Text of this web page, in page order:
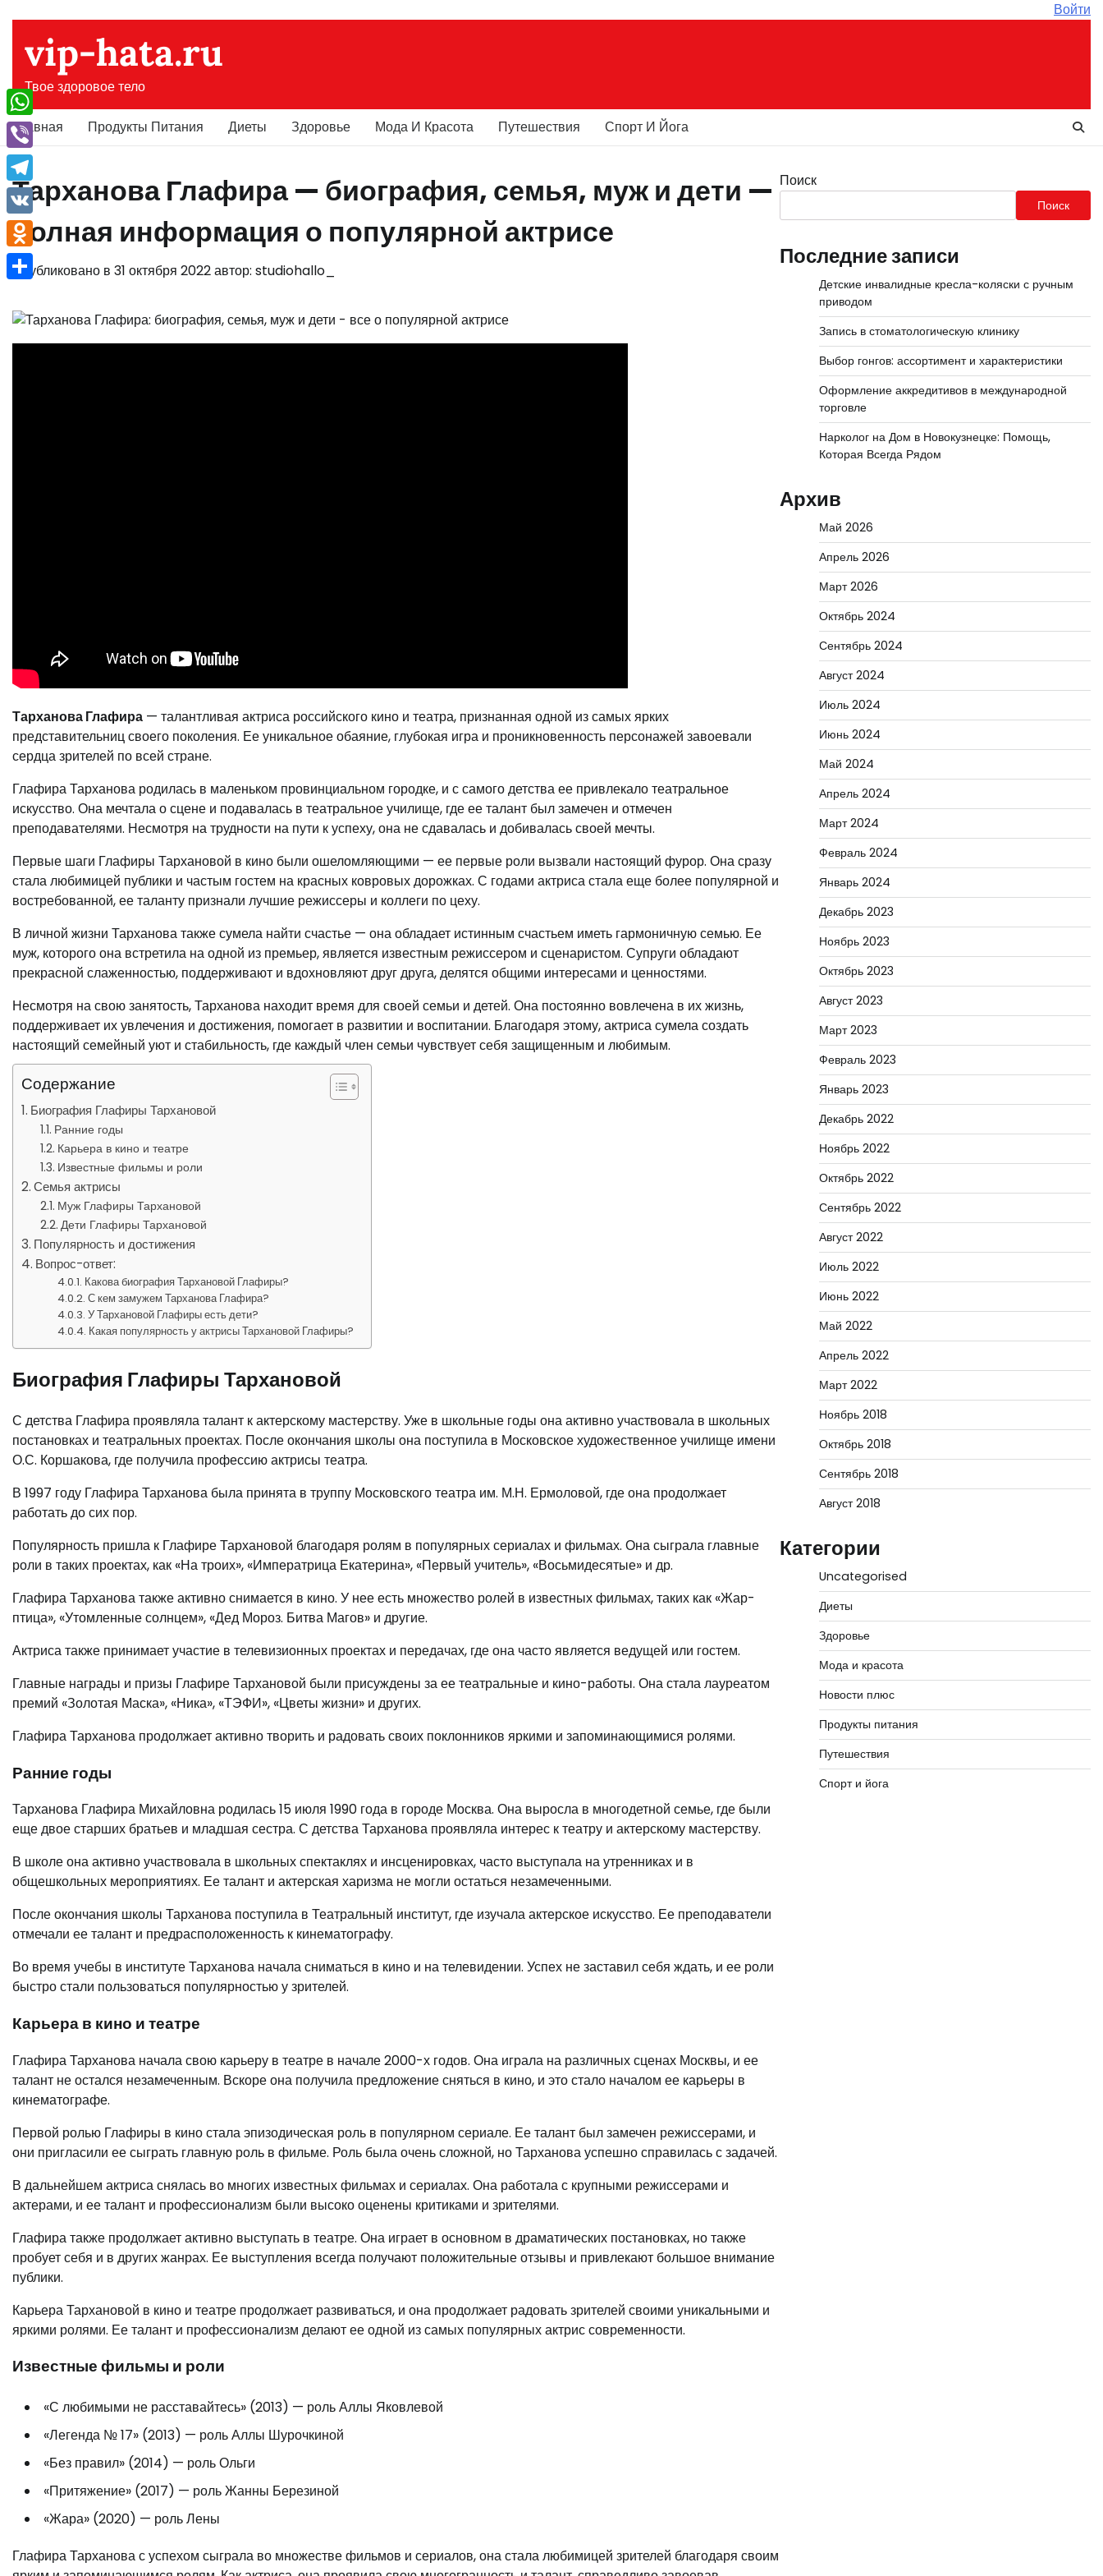
содержимому
Войти
vip-hata.ru
Твое здоровое тело
Главная Продукты Питания Диеты Здоровье Мода И Красота Путешествия Спорт И Йога
Тарханова Глафира — биография, семья, муж и дети —
полная информация о популярной актрисе
Опубликовано в 31 октября 2022автор: studiohallo_
Тарханова Глафира — талантливая актриса российского кино и театра, признанная одной из самых ярких
представительниц своего поколения. Ее уникальное обаяние, глубокая игра и проникновенность персонажей завоевали
сердца зрителей по всей стране.
Глафира Тарханова родилась в маленьком провинциальном городке, и с самого детства ее привлекало театральное
искусство. Она мечтала о сцене и подавалась в театральное училище, где ее талант был замечен и отмечен
преподавателями. Несмотря на трудности на пути к успеху, она не сдавалась и добивалась своей мечты.
Первые шаги Глафиры Тархановой в кино были ошеломляющими — ее первые роли вызвали настоящий фурор. Она сразу
стала любимицей публики и частым гостем на красных ковровых дорожках. С годами актриса стала еще более популярной и
востребованной, ее таланту признали лучшие режиссеры и коллеги по цеху.
В личной жизни Тарханова также сумела найти счастье — она обладает истинным счастьем иметь гармоничную семью. Ее
муж, которого она встретила на одной из премьер, является известным режиссером и сценаристом. Супруги обладают
прекрасной слаженностью, поддерживают и вдохновляют друг друга, делятся общими интересами и ценностями.
Несмотря на свою занятость, Тарханова находит время для своей семьи и детей. Она постоянно вовлечена в их жизнь,
поддерживает их увлечения и достижения, помогает в развитии и воспитании. Благодаря этому, актриса сумела создать
настоящий семейный уют и стабильность, где каждый член семьи чувствует себя защищенным и любимым.
Содержание
Биография Глафиры Тархановой
Ранние годы
Карьера в кино и театре
Известные фильмы и роли
Семья актрисы
Муж Глафиры Тархановой
Дети Глафиры Тархановой
Популярность и достижения
Вопрос-ответ:
Какова биография Тархановой Глафиры?
С кем замужем Тарханова Глафира?
У Тархановой Глафиры есть дети?
Какая популярность у актрисы Тархановой Глафиры?
Биография Глафиры Тархановой
С детства Глафира проявляла талант к актерскому мастерству. Уже в школьные годы она активно участвовала в школьных
постановках и театральных проектах. После окончания школы она поступила в Московское художественное училище имени
О.С. Коршакова, где получила профессию актрисы театра.
В 1997 году Глафира Тарханова была принята в труппу Московского театра им. М.Н. Ермоловой, где она продолжает
работать до сих пор.
Популярность пришла к Глафире Тархановой благодаря ролям в популярных сериалах и фильмах. Она сыграла главные
роли в таких проектах, как «На троих», «Императрица Екатерина», «Первый учитель», «Восьмидесятые» и др.
Глафира Тарханова также активно снимается в кино. У нее есть множество ролей в известных фильмах, таких как «Жар-
птица», «Утомленные солнцем», «Дед Мороз. Битва Магов» и другие.
Актриса также принимает участие в телевизионных проектах и передачах, где она часто является ведущей или гостем.
Главные награды и призы Глафире Тархановой были присуждены за ее театральные и кино-работы. Она стала лауреатом
премий «Золотая Маска», «Ника», «ТЭФИ», «Цветы жизни» и других.
Глафира Тарханова продолжает активно творить и радовать своих поклонников яркими и запоминающимися ролями.
Ранние годы
Тарханова Глафира Михайловна родилась 15 июля 1990 года в городе Москва. Она выросла в многодетной семье, где были
еще двое старших братьев и младшая сестра. С детства Тарханова проявляла интерес к театру и актерскому мастерству.
В школе она активно участвовала в школьных спектаклях и инсценировках, часто выступала на утренниках и в
общешкольных мероприятиях. Ее талант и актерская харизма не могли остаться незамеченными.
После окончания школы Тарханова поступила в Театральный институт, где изучала актерское искусство. Ее преподаватели
отмечали ее талант и предрасположенность к кинематографу.
Во время учебы в институте Тарханова начала сниматься в кино и на телевидении. Успех не заставил себя ждать, и ее роли
быстро стали пользоваться популярностью у зрителей.
Карьера в кино и театре
Глафира Тарханова начала свою карьеру в театре в начале 2000-х годов. Она играла на различных сценах Москвы, и ее
талант не остался незамеченным. Вскоре она получила предложение сняться в кино, и это стало началом ее карьеры в
кинематографе.
Первой ролью Глафиры в кино стала эпизодическая роль в популярном сериале. Ее талант был замечен режиссерами, и
они пригласили ее сыграть главную роль в фильме. Роль была очень сложной, но Тарханова успешно справилась с задачей.
В дальнейшем актриса снялась во многих известных фильмах и сериалах. Она работала с крупными режиссерами и
актерами, и ее талант и профессионализм были высоко оценены критиками и зрителями.
Глафира также продолжает активно выступать в театре. Она играет в основном в драматических постановках, но также
пробует себя и в других жанрах. Ее выступления всегда получают положительные отзывы и привлекают большое внимание
публики.
Карьера Тархановой в кино и театре продолжает развиваться, и она продолжает радовать зрителей своими уникальными и
яркими ролями. Ее талант и профессионализм делают ее одной из самых популярных актрис современности.
Известные фильмы и роли
«С любимыми не расставайтесь» (2013) — роль Аллы Яковлевой
«Легенда № 17» (2013) — роль Аллы Шурочкиной
«Без правил» (2014) — роль Ольги
«Притяжение» (2017) — роль Жанны Березиной
«Жара» (2020) — роль Лены
Глафира Тарханова с успехом сыграла во множестве фильмов и сериалов, она стала любимицей зрителей благодаря своим
Поиск
Поиск
Последние записи
Детские инвалидные кресла-коляски с ручным
приводом
Запись в стоматологическую клинику
Выбор гонгов: ассортимент и характеристики
Оформление аккредитивов в международной
торговле
Нарколог на Дом в Новокузнецке: Помощь,
Которая Всегда Рядом
Архив
Май 2026
Апрель 2026
Март 2026
Октябрь 2024
Сентябрь 2024
Август 2024
Июль 2024
Июнь 2024
Май 2024
Апрель 2024
Март 2024
Февраль 2024
Январь 2024
Декабрь 2023
Ноябрь 2023
Октябрь 2023
Август 2023
Март 2023
Февраль 2023
Январь 2023
Декабрь 2022
Ноябрь 2022
Октябрь 2022
Сентябрь 2022
Август 2022
Июль 2022
Июнь 2022
Май 2022
Апрель 2022
Март 2022
Ноябрь 2018
Октябрь 2018
Сентябрь 2018
Август 2018
Категории
Uncategorised
Диеты
Здоровье
Мода и красота
Новости плюс
Продукты питания
Путешествия
Спорт и йога
WhatsApp
Viber
Telegram
VK
Odnoklassniki